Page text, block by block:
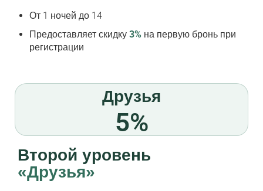
От 1 ночей до 14
Предоставляет скидку 3% на первую бронь при
регистрации
Друзья
5%
Второй уровень
«Друзья»